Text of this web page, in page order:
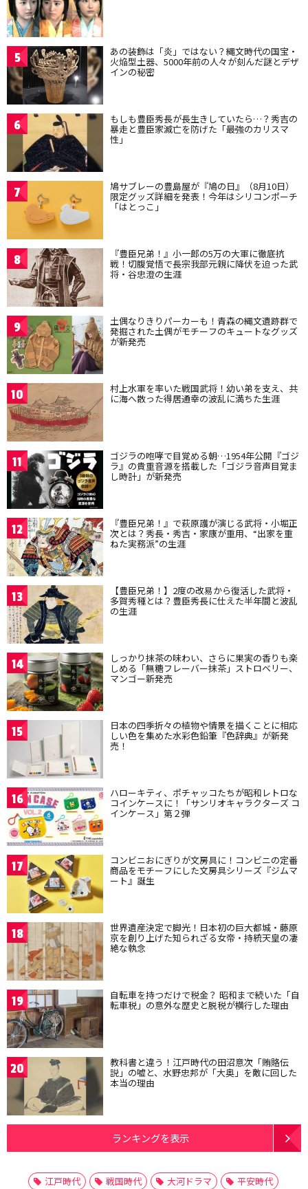
5 あの装飾は「炎」ではない？縄文時代の国宝・
火焔型土器、5000年前の人々が刻んだ謎とデザ
インの秘密
6 もしも豊臣秀長が長生きしていたら…？秀吉の
暴走と豊臣家滅亡を防げた「最強のカリスマ
性」
7 鳩サブレーの豊島屋が『鳩の日』（8月10日）
限定グッズ詳細を発表！今年はシリコンポーチ
「はとっこ」
8 『豊臣兄弟！』小一郎の5万の大軍に徹底抗
戦！切腹覚悟で長宗我部元親に降伏を迫った武
将・谷忠澄の生涯
9 土偶なりきりパーカーも！青森の縄文遺跡群で
発掘された土偶がモチーフのキュートなグッズ
が新発売
10 村上水軍を率いた戦国武将！幼い弟を支え、共
に海へ散った得居通幸の波乱に満ちた生涯
11 ゴジラの咆哮で目覚める朝…1954年公開『ゴジ
ラ』の貴重音源を搭載した「ゴジラ音声目覚ま
し時計」が新発売
12 『豊臣兄弟！』で萩原護が演じる武将・小堀正
次とは？秀長・秀吉・家康が重用、“出家を重
ねた実務派”の生涯
13 【豊臣兄弟！】2度の改易から復活した武将・
多賀秀種とは？豊臣秀長に仕えた半年間と波乱
の生涯
14 しっかり抹茶の味わい、さらに果実の香りも楽
しめる「無糖フレーバー抹茶」ストロベリー、
マンゴー新発売
15 日本の四季折々の植物や情景を描くことに相応
しい色を集めた水彩色鉛筆『色辞典』が新発
売！
16 ハローキティ、ポチャッコたちが昭和レトロな
コインケースに！「サンリオキャラクターズ コ
インケース」第２弾
17 コンビニおにぎりが文房具に！コンビニの定番
商品をモチーフにした文房具シリーズ『ジムマ
ート』誕生
18 世界遺産決定で脚光！日本初の巨大都城・藤原
京を創り上げた知られざる女帝・持統天皇の凄
絶な執念
19 自転車を持つだけで税金？ 昭和まで続いた「自
転車税」の意外な歴史と脱税が横行した理由
20 教科書と違う！江戸時代の田沼意次「賄賂伝
説」の嘘と、水野忠邦が「大奥」を敵に回した
本当の理由
ランキングを表示
江戸時代 戦国時代 大河ドラマ
平安時代